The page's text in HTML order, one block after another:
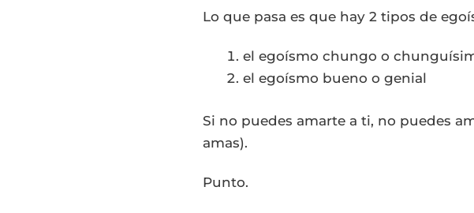
Lo que pasa es que hay 2 tipos de
el egoísmo chungo o
el egoísmo bueno o genial
Si no puedes amarte a ti, no puedes
amas).
Punto.